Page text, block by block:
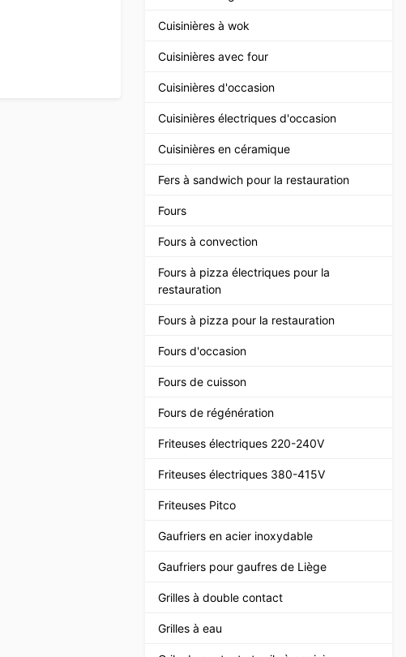
Cuisinières à wok
Cuisinières avec four
Cuisinières d'occasion
Cuisinières électriques d'occasion
Cuisinières en céramique
Fers à sandwich pour la restauration
Fours
Fours à convection
Fours à pizza électriques pour la
restauration
Fours à pizza pour la restauration
Fours d'occasion
Fours de cuisson
Fours de régénération
Friteuses électriques 220-240V
Friteuses électriques 380-415V
Friteuses Pitco
Gaufriers en acier inoxydable
Gaufriers pour gaufres de Liège
Grilles à double contact
Grilles à eau